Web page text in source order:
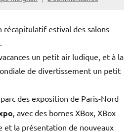
récapitulatif estival des salons
un petit air ludique, et à la
de divertissement un petit
parc des exposition de Paris-Nord
, avec des bornes XBox, XBox
et la présentation de nouveaux